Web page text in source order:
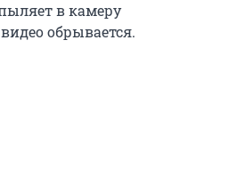
в камеру
обрывается.